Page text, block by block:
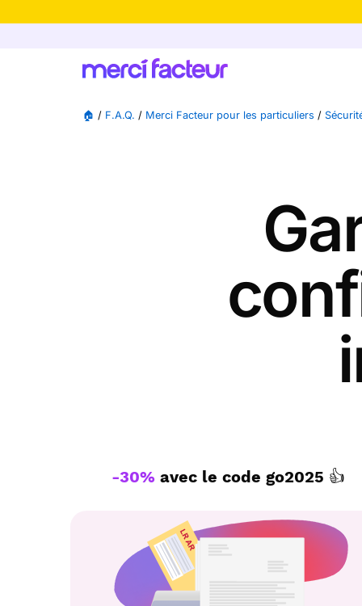
🏠 / F.A.Q. / Merci Facteur pour les particuliers /
-30% avec le code go2025 👍